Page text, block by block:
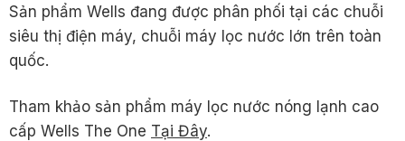
Sản phẩm Wells đang được phân phối tại các chuỗi
siêu thị điện máy, chuỗi máy lọc nước lớn trên toàn
quốc.
Tham khảo sản phẩm máy lọc nước nóng lạnh cao
cấp Wells The One Tại Đây.